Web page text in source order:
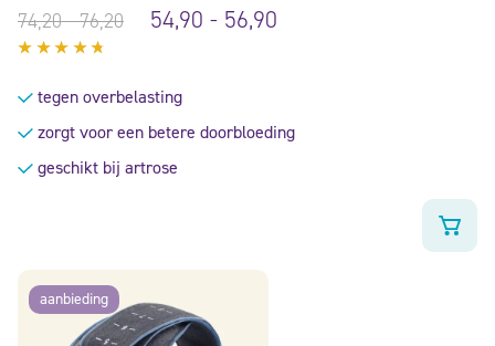
74,20-76,20 54,90 - 56,90
4.54
5 tegen overbelasting
zorgt voor een betere doorbloeding
geschikt bij artrose
aanbieding